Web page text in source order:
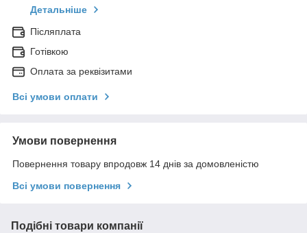
Детальніше
Післяплата
Готівкою
Оплата за реквізитами
Всі умови оплати
Умови повернення
Повернення товару впродовж 14 днів за домовленістю
Всі умови повернення
Подібні товари компанії